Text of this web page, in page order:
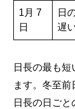
1月 7
日
日
遅
日長の最も
ます。冬至前
日長の日ごと